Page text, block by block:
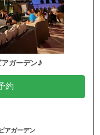
ガーデン♪
約
アガーデン